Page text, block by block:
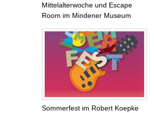
Mittelalterwoche und Escape
Room im Mindener Museum
Sommerfest im Robert Koepke